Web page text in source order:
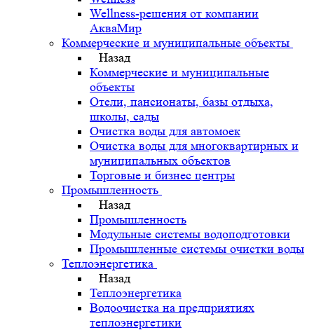
Wellness-решения от компании
АкваМир
Коммерческие и муниципальные объекты
Назад
Коммерческие и муниципальные
объекты
Отели, пансионаты, базы отдыха,
школы, сады
Очистка воды для автомоек
Очистка воды для многоквартирных и
муниципальных объектов
Торговые и бизнес центры
Промышленность
Назад
Промышленность
Модульные системы водоподготовки
Промышленные системы очистки воды
Теплоэнергетика
Назад
Теплоэнергетика
Водоочистка на предприятиях
теплоэнергетики